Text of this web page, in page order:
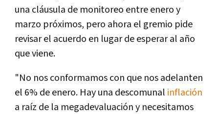
una cláusula de monitoreo entre enero y
marzo próximos, pero ahora el gremio pide
revisar el acuerdo en lugar de esperar al año
que viene.
"No nos conformamos con que nos adelanten
el 6% de enero. Hay una descomunal inflación
a raíz de la megadevaluación y necesitamos